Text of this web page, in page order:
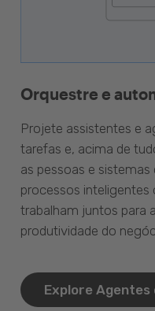
Orquestre e
Projete assistentes e
tarefas e, acima de
as pessoas e
processos inteligentes
trabalham juntos para
produtividade do
Explore Agentes